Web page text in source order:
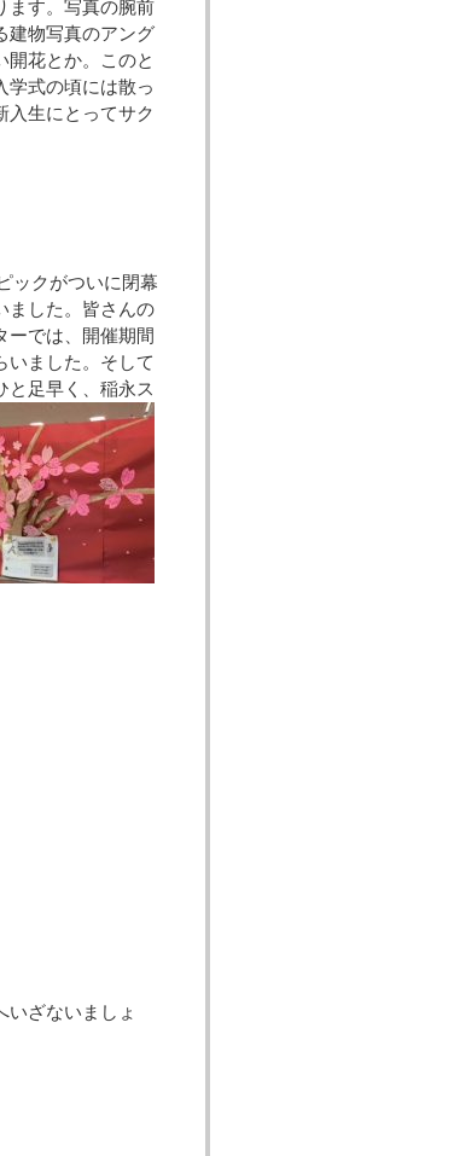
す。写真の腕前
建物写真のアング
開花とか。このと
学式の頃には散っ
入生にとってサク
ックがついに閉幕
ました。皆さんの
ーでは、開催期間
いました。そして
と足早く、稲永ス
いざないましょ